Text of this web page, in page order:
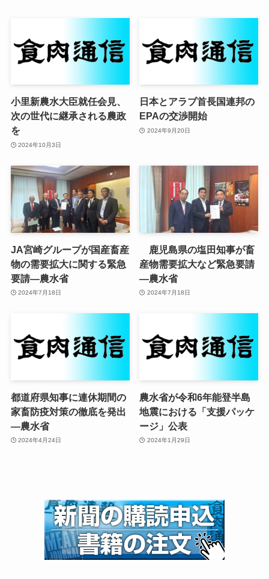
小里新農水大臣就任会見、
次の世代に継承される農政
を
2024年10月3日
日本とアラブ首長国連邦の
EPAの交渉開始
2024年9月20日
JA宮崎グループが国産畜産
物の需要拡大に関する緊急
要請—農水省
2024年7月18日
鹿児島県の塩田知事が畜
産物需要拡大など緊急要請
—農水省
2024年7月18日
都道府県知事に連休期間の
家畜防疫対策の徹底を発出
—農水省
2024年4月24日
農水省が令和6年能登半島
地震における「支援パッケ
ージ」公表
2024年1月29日